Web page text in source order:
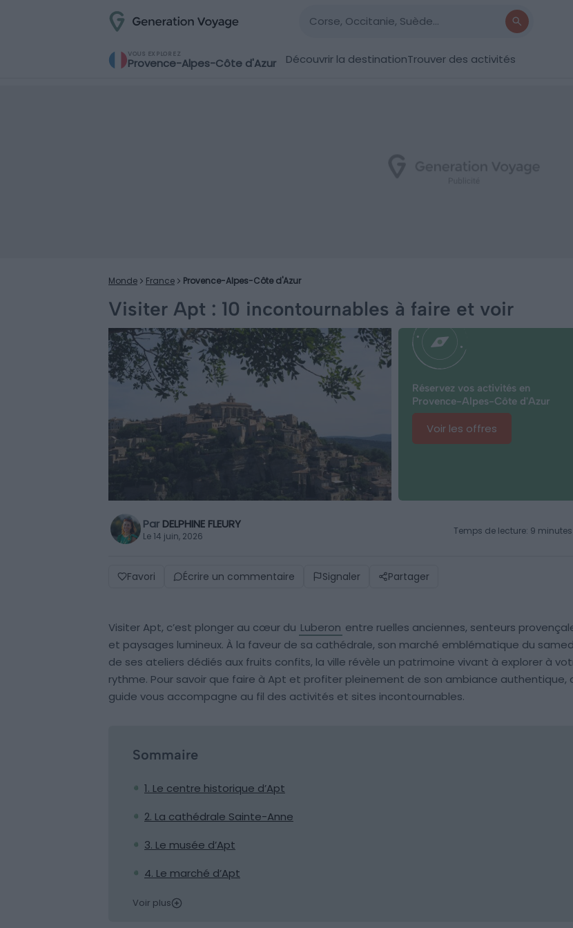
VOUS EXPLOREZ
Provence-Alpes-Côte d'Azur Découvrir la destinationTrouver des activités
Monde France Provence-Alpes-Côte d'Azur
Visiter Apt : 10 incontournables à faire et voir
Réservez vos activités en
Provence-Alpes-Côte d'Azur
Voir les offres
Par DELPHINE FLEURY
Le 14 juin, 2026 Temps de lecture: 9 minutes
Favori Écrire un commentaire Signaler Partager
Visiter Apt, c’est plonger au cœur du Luberon entre ruelles anciennes, senteurs
et paysages lumineux. À la faveur de sa cathédrale, son marché emblématique du
de ses ateliers dédiés aux fruits confits, la ville révèle un patrimoine vivant à explorer à
rythme. Pour savoir que faire à Apt et profiter pleinement de son ambiance authentique,
guide vous accompagne au fil des activités et sites incontournables.
Sommaire
1. Le centre historique d’Apt
2. La cathédrale Sainte-Anne
3. Le musée d’Apt
4. Le marché d’Apt
Voir plus